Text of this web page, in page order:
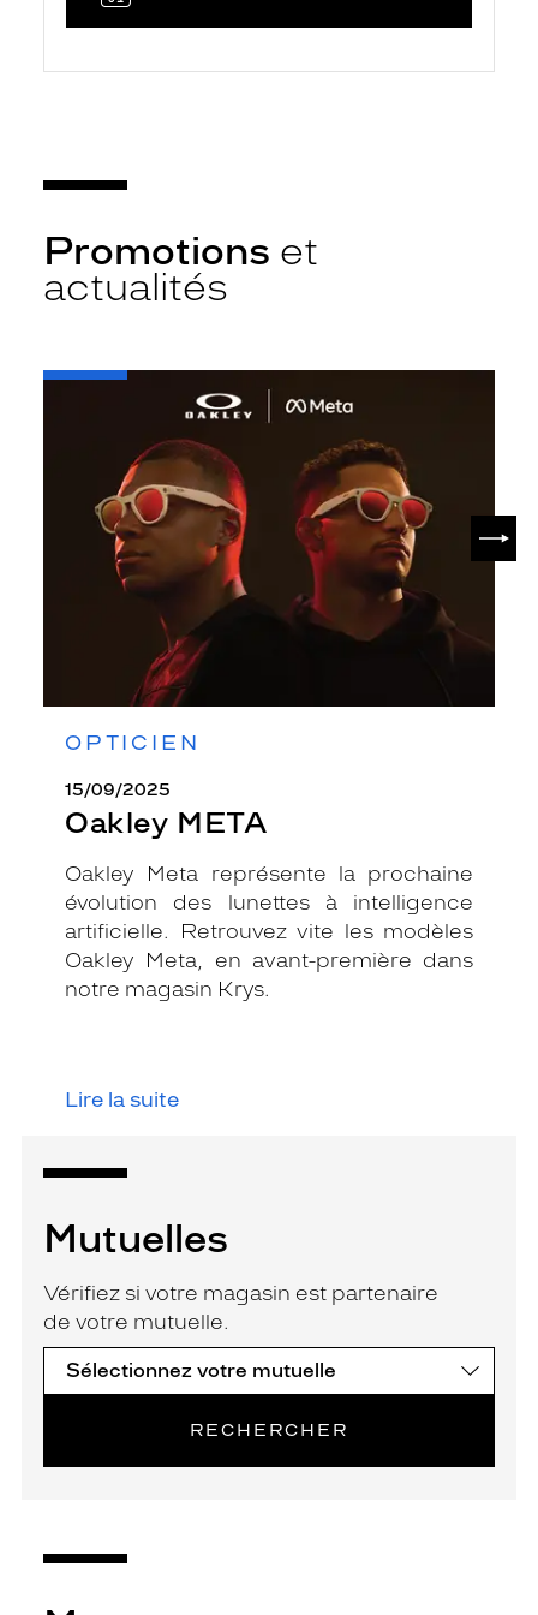
Promotions et
actualités
OPTICIEN
15/09/2025
Oakley META
Oakley Meta représente la prochaine
évolution des lunettes à intelligence
artificielle. Retrouvez vite les modèles
Oakley Meta, en avant-première dans
notre magasin Krys.
Lire la suite
-
Mutuelles
Vérifiez si votre magasin est partenaire
de votre mutuelle.
RECHERCHER